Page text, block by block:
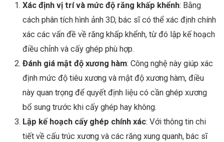
Xác định vị trí và mức độ răng khấp khểnh: Bằng
cách phân tích hình ảnh 3D, bác sĩ có thể xác định chính
xác các vấn đề về răng khấp khểnh, từ đó lập kế hoạch
điều chỉnh và cấy ghép phù hợp.
Đánh giá mật độ xương hàm: Công nghệ này giúp xác
định mức độ tiêu xương và mật độ xương hàm, điều
này quan trọng để quyết định liệu có cần ghép xương
bổ sung trước khi cấy ghép hay không.
Lập kế hoạch cấy ghép chính xác: Với thông tin chi
tiết về cấu trúc xương và các răng xung quanh, bác sĩ